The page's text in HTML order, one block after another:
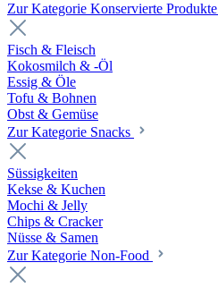
Zur Kategorie Konservierte Produkte
Fisch & Fleisch
Kokosmilch & -Öl
Essig & Öle
Tofu & Bohnen
Obst & Gemüse
Zur Kategorie Snacks
Süssigkeiten
Kekse & Kuchen
Mochi & Jelly
Chips & Cracker
Nüsse & Samen
Zur Kategorie Non-Food